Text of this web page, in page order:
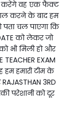
करेंगे वह एक फैक्ट
करने के बाद हम
चल पाएगा कि
को लेकर जो
भी मिली हो और
TEACHER EXAM
हमारी टीम के
3RD
परेशानी को दूर